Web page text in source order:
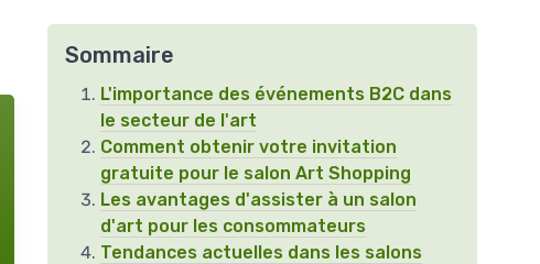
Sommaire
L'importance des événements B2C dans
le secteur de l'art
Comment obtenir votre invitation
gratuite pour le salon Art Shopping
Les avantages d'assister à un salon
d'art pour les consommateurs
Tendances actuelles dans les salons